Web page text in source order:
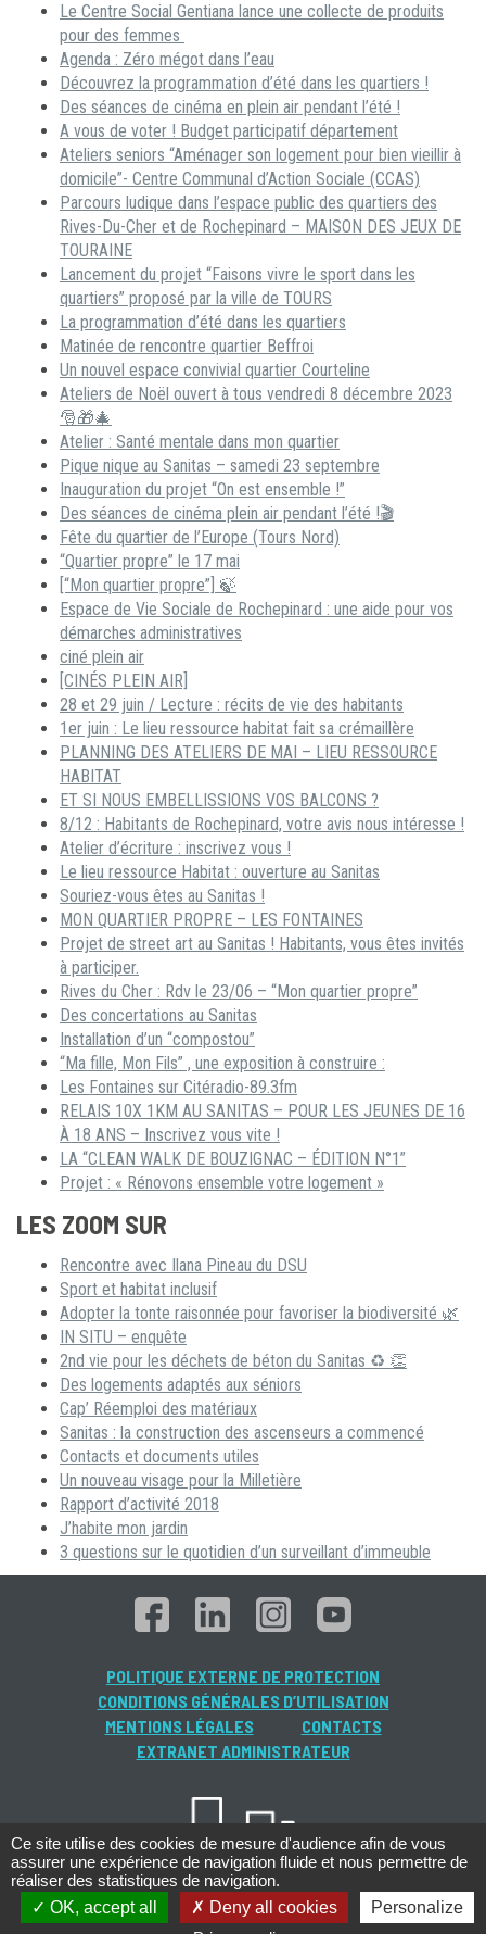
Le Centre Social Gentiana lance une collecte de produits
pour des femmes
Agenda : Zéro mégot dans l’eau
Découvrez la programmation d’été dans les quartiers !
Des séances de cinéma en plein air pendant l’été !
A vous de voter ! Budget participatif département
Ateliers seniors “Aménager son logement pour bien vieillir à
domicile”- Centre Communal d’Action Sociale (CCAS)
Parcours ludique dans l’espace public des quartiers des
Rives-Du-Cher et de Rochepinard – MAISON DES JEUX DE
TOURAINE
Lancement du projet “Faisons vivre le sport dans les
quartiers” proposé par la ville de TOURS
La programmation d’été dans les quartiers
Matinée de rencontre quartier Beffroi
Un nouvel espace convivial quartier Courteline
Ateliers de Noël ouvert à tous vendredi 8 décembre 2023
🎅🎁🎄
Atelier : Santé mentale dans mon quartier
Pique nique au Sanitas – samedi 23 septembre
Inauguration du projet “On est ensemble !”
Des séances de cinéma plein air pendant l’été !🎬
Fête du quartier de l’Europe (Tours Nord)
“Quartier propre” le 17 mai
[“Mon quartier propre”] 🍃
Espace de Vie Sociale de Rochepinard : une aide pour vos
démarches administratives
ciné plein air
[CINÉS PLEIN AIR]
28 et 29 juin / Lecture : récits de vie des habitants
1er juin : Le lieu ressource habitat fait sa crémaillère
PLANNING DES ATELIERS DE MAI – LIEU RESSOURCE
HABITAT
ET SI NOUS EMBELLISSIONS VOS BALCONS ?
8/12 : Habitants de Rochepinard, votre avis nous intéresse !
Atelier d’écriture : inscrivez vous !
Le lieu ressource Habitat : ouverture au Sanitas
Souriez-vous êtes au Sanitas !
MON QUARTIER PROPRE – LES FONTAINES
Projet de street art au Sanitas ! Habitants, vous êtes invités
à participer.
Rives du Cher : Rdv le 23/06 – “Mon quartier propre”
Des concertations au Sanitas
Installation d’un “compostou”
“Ma fille, Mon Fils” , une exposition à construire :
Les Fontaines sur Citéradio-89.3fm
RELAIS 10X 1KM AU SANITAS – POUR LES JEUNES DE 16
À 18 ANS – Inscrivez vous vite !
LA “CLEAN WALK DE BOUZIGNAC – ÉDITION N°1”
Projet : « Rénovons ensemble votre logement »
LES ZOOM SUR
Rencontre avec Ilana Pineau du DSU
Sport et habitat inclusif
Adopter la tonte raisonnée pour favoriser la biodiversité 🌿
IN SITU – enquête
2nd vie pour les déchets de béton du Sanitas ♻ 👏
Des logements adaptés aux séniors
Cap’ Réemploi des matériaux
Sanitas : la construction des ascenseurs a commencé
Contacts et documents utiles
Un nouveau visage pour la Milletière
Rapport d’activité 2018
J’habite mon jardin
3 questions sur le quotidien d’un surveillant d’immeuble
POLITIQUE EXTERNE DE PROTECTION
CONDITIONS GÉNÉRALES D’UTILISATION
MENTIONS LÉGALES
CONTACTS
EXTRANET ADMINISTRATEUR
Ce site utilise des cookies de mesure d'audience afin de vous
assurer une expérience de navigation fluide et nous permettre de
réaliser des statistiques de navigation.
OK, accept all
Deny all cookies
Personalize